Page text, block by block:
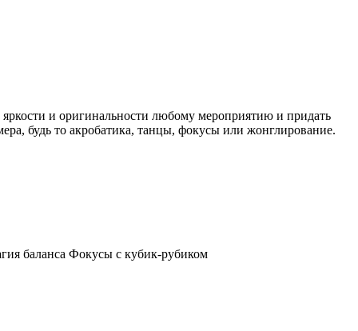
и оригинальности любому мероприятию и придать
будь то акробатика, танцы, фокусы или жонглирование.
баланса Фокусы с кубик-рубиком